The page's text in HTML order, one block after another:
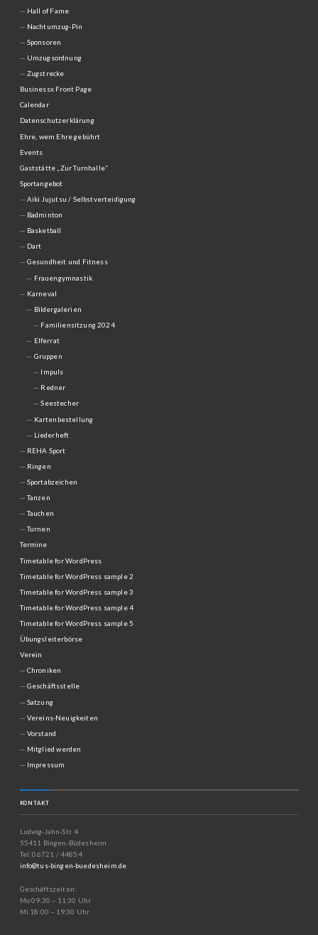
Hall of Fame
Nachtumzug-Pin
Sponsoren
Umzugsordnung
Zugstrecke
Businessx Front Page
Calendar
Datenschutzerklärung
Ehre, wem Ehre gebührt
Events
Gaststätte „Zur Turnhalle“
Sportangebot
Aiki Jujutsu / Selbstverteidigung
Badminton
Basketball
Dart
Gesundheit und Fitness
Frauengymnastik
Karneval
Bildergalerien
Familiensitzung 2024
Elferrat
Gruppen
Impuls
Redner
Seestecher
Kartenbestellung
Liederheft
REHA Sport
Ringen
Sportabzeichen
Tanzen
Tauchen
Turnen
Termine
Timetable for WordPress
Timetable for WordPress sample 2
Timetable for WordPress sample 3
Timetable for WordPress sample 4
Timetable for WordPress sample 5
Übungsleiterbörse
Verein
Chroniken
Geschäftsstelle
Satzung
Vereins-Neuigkeiten
Vorstand
Mitglied werden
Impressum
KONTAKT
Ludwig-Jahn-Str. 4
55411 Bingen-Büdesheim
Tel: 06721 / 44854
info@tus-bingen-buedesheim.de
Geschäftszeiten:
Mo 09:30 – 11:30 Uhr
Mi 18:00 – 19:30 Uhr